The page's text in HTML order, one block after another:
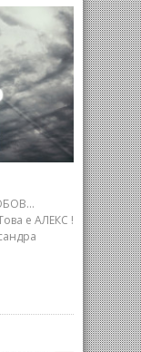
е АЛЕКС !